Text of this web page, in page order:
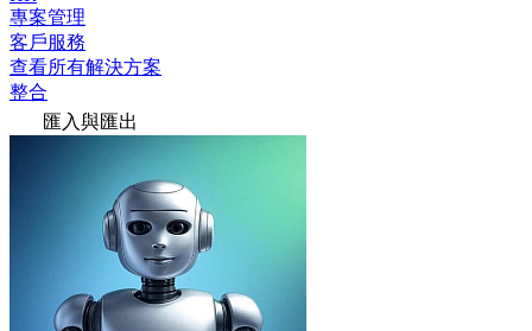
專案管理
客戶服務
查看所有解決方案
整合
匯入與匯出